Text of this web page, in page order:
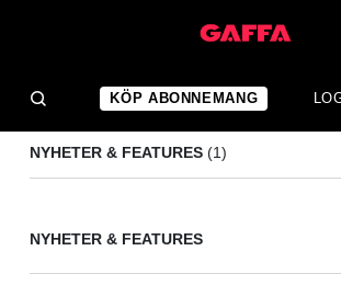
KÖP ABONNEMANG
NYHETER & FEATURES (1)
NYHETER & FEATURES